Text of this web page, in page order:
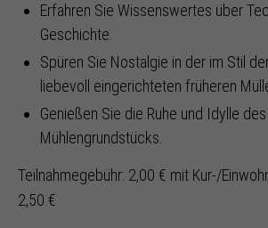
Erfahren Sie Wissenswertes über
Geschichte.
Spüren Sie Nostalgie in der im Stil
liebevoll eingerichteten früheren
Genießen Sie die Ruhe und Idylle
Mühlengrundstücks.
Teilnahmegebühr: 2,00 € mit Kur-/
2,50 €